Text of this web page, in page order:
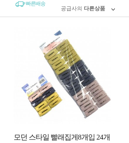
빠른배송
공급사의 다른상품
모던 스타일 빨래집게8개입 24개